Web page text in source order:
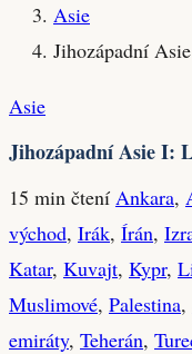
Asie
Jihozápadní
Asie
Jihozápadní Asie I:
15 min čtení Ankara,
východ, Irák, Írán,
Katar, Kuvajt, Kypr,
Muslimové, Palestina,
emiráty, Teherán,